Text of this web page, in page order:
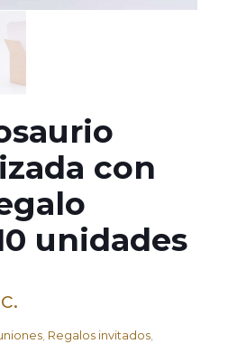
con
unidades
, Regalos invitados,